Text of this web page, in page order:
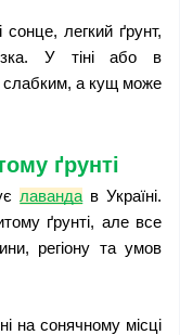
легкий ґрунт,
У тіні або в
слабким, а кущ може
ґрунті
лаванда в Україні.
ґрунті, але все
регіону та умов
на сонячному місці